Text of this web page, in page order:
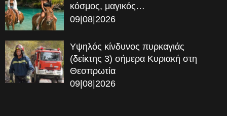
κόσμος, μαγικός…
09|08|2026
Υψηλός κίνδυνος πυρκαγιάς
(δείκτης 3) σήμερα Κυριακή στη
Θεσπρωτία
09|08|2026